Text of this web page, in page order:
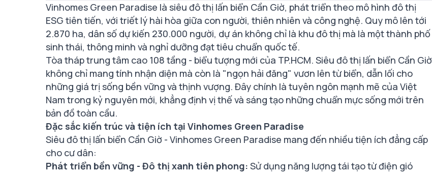
Vinhomes Green Paradise là siêu đô thị lấn biển Cần Giờ, phát triển theo mô hình đô thị
ESG tiên tiến, với triết lý hài hòa giữa con người, thiên nhiên và công nghệ. Quy mô lên tới
2.870 ha, dân số dự kiến 230.000 người, dự án không chỉ là khu đô thị mà là một thành phố
sinh thái, thông minh và nghỉ dưỡng đạt tiêu chuẩn quốc tế.
Tòa tháp trung tâm cao 108 tầng - biểu tượng mới của TP.HCM. Siêu đô thị lấn biển Cần Giờ
không chỉ mang tính nhận diện mà còn là "ngọn hải đăng" vươn lên từ biển, dẫn lối cho
những giá trị sống bền vững và thịnh vượng. Đây chính là tuyên ngôn mạnh mẽ của Việt
Nam trong kỷ nguyên mới, khẳng định vị thế và sáng tạo những chuẩn mực sống mới trên
bản đồ toàn cầu.
Đặc sắc kiến trúc và tiện ích tại Vinhomes Green Paradise
Siêu đô thị lấn biển Cần Giờ - Vinhomes Green Paradise mang đến nhiều tiện ích đẳng cấp
cho cư dân:
Phát triển bền vững - Đô thị xanh tiên phong: Sử dụng năng lượng tái tạo từ điện gió